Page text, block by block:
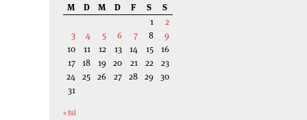
M
D M D F S
S
1
2
3
4 5 6 7 8
9
10
11 12 13 14 15
16
17 18 19 20 21 22
23
24 25 26 27 28 29 30
31
« Jul